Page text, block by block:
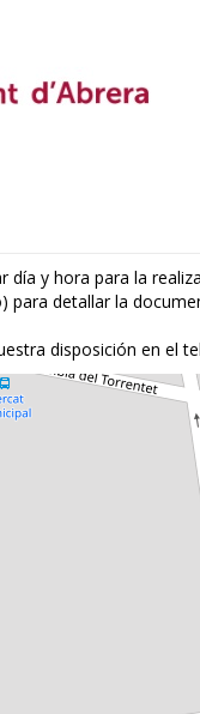
día y hora para la
para detallar la
disposición en el